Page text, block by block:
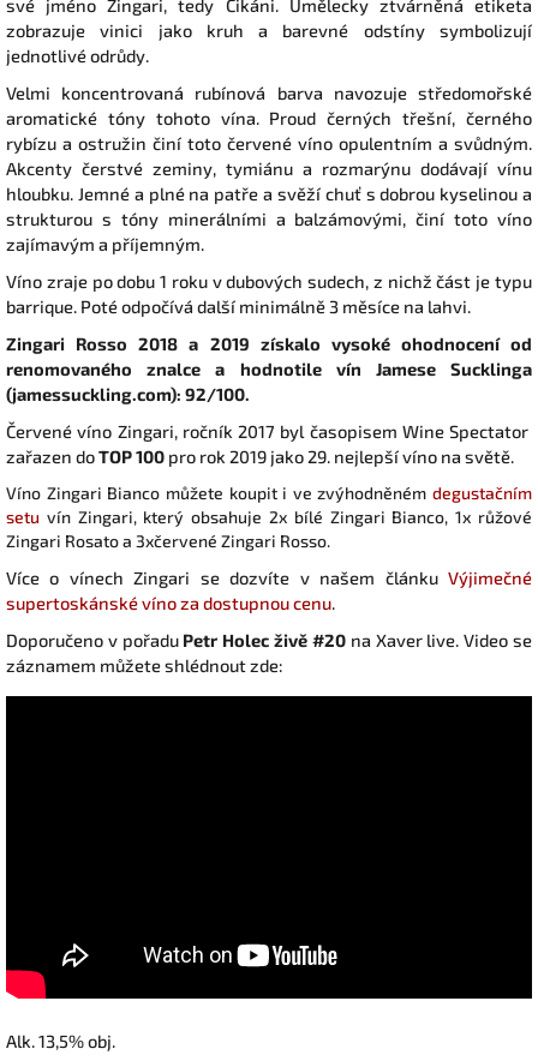
své jméno Zingari, tedy Cikáni. Umělecky ztvárněná etiketa
zobrazuje vinici jako kruh a barevné odstíny symbolizují
jednotlivé odrůdy.
Velmi koncentrovaná rubínová barva navozuje středomořské
aromatické tóny tohoto vína. Proud černých třešní, černého
rybízu a ostružin činí toto červené víno opulentním a svůdným.
Akcenty čerstvé zeminy, tymiánu a rozmarýnu dodávají vínu
hloubku. Jemné a plné na patře a svěží chuť s dobrou kyselinou a
strukturou s tóny minerálními a balzámovými, činí toto víno
zajímavým a příjemným.
Víno zraje po dobu 1 roku v dubových sudech, z nichž část je typu
barrique. Poté odpočívá další minimálně 3 měsíce na lahvi.
Zingari Rosso 2018 a 2019 získalo vysoké ohodnocení od
renomovaného znalce a hodnotile vín Jamese Sucklinga
(jamessuckling.com): 92/100.
Červené víno Zingari, ročník 2017 byl časopisem Wine Spectator
zařazen doTOP 100 pro rok 2019 jako 29. nejlepší víno na světě.
Víno Zingari Bianco můžete koupit i ve zvýhodněném degustačním
setu vín Zingari, který obsahuje 2x bílé Zingari Bianco, 1x růžové
Zingari Rosato a 3xčervené Zingari Rosso.
Více o vínech Zingari se dozvíte v našem článku Výjimečné
supertoskánské víno za dostupnou cenu.
Doporučeno v pořadu Petr Holec živě #20na Xaver live. Video se
záznamem můžete shlédnout zde:
Alk. 13,5% obj.